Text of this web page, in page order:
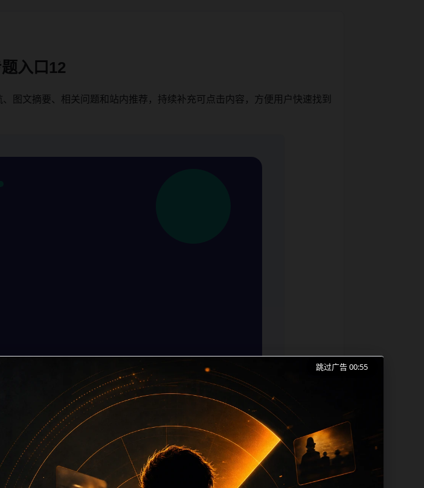
入口12
图文摘要、相关问题和站内推荐，持续补充可点击内容，方便用户快速找到
续浏览场景整理，核心围绕黑料不打烊手机免费观看、明星黑料和同类长尾
放在同一层级，减少用户来回搜索的成本。内容更新时优先保留真实可点击
跳过广告 00:54